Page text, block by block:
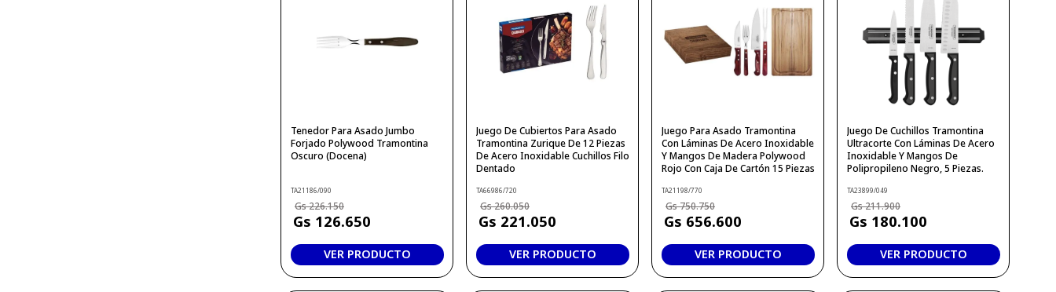
Tenedor Para Asado Jumbo
Forjado Polywood Tramontina
Oscuro (Docena)
TA21186/090
226.150
126.650
VER PRODUCTO
Juego De Cubiertos Para Asado
Tramontina Zurique De 12 Piezas
De Acero Inoxidable Cuchillos Filo
Dentado
TA66986/720
260.050
221.050
VER PRODUCTO
Juego Para Asado Tramontina
Con Láminas De Acero Inoxidable
Y Mangos De Madera Polywood
Rojo Con Caja De Cartón 15 Piezas
TA21198/770
750.750
656.600
VER PRODUCTO
Juego De Cuchillos Tramontina
Ultracorte Con Láminas De Acero
Inoxidable Y Mangos De
Polipropileno Negro, 5 Piezas.
TA23899/049
211.900
180.100
VER PRODUCTO